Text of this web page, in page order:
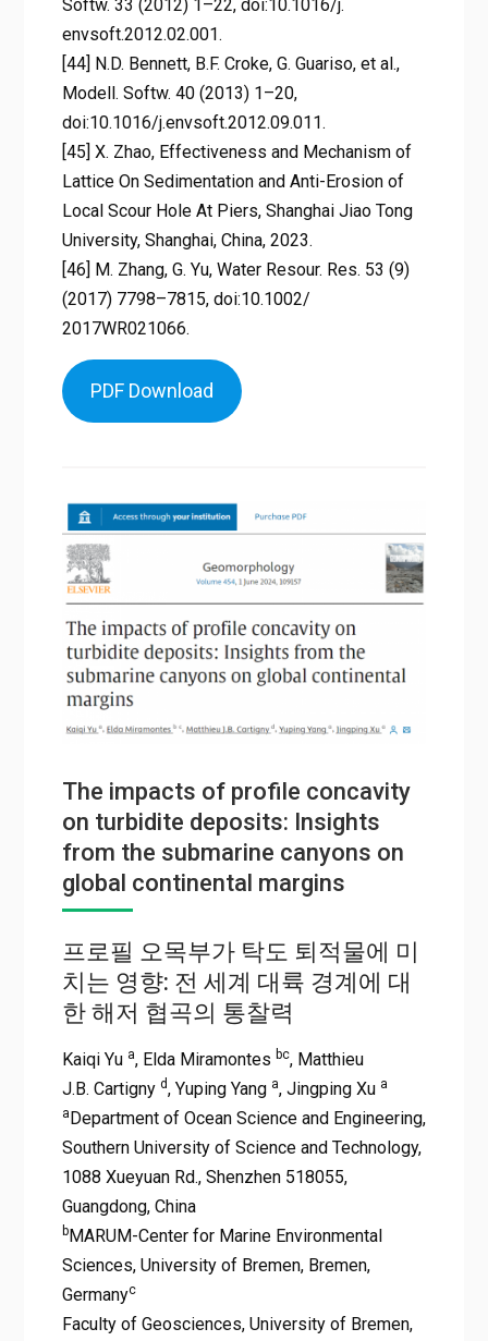
Softw. 33 (2012) 1–22, doi:10.1016/j.
envsoft.2012.02.001.
[44] N.D. Bennett, B.F. Croke, G. Guariso, et al.,
Modell. Softw. 40 (2013) 1–20,
doi:10.1016/j.envsoft.2012.09.011.
[45] X. Zhao, Effectiveness and Mechanism of
Lattice On Sedimentation and Anti-Erosion of
Local Scour Hole At Piers, Shanghai Jiao Tong
University, Shanghai, China, 2023.
[46] M. Zhang, G. Yu, Water Resour. Res. 53 (9)
(2017) 7798–7815, doi:10.1002/
2017WR021066.
PDF Download
The impacts of profile concavity
on turbidite deposits: Insights
from the submarine canyons on
global continental margins
프로필 오목부가 탁도 퇴적물에 미
치는 영향: 전 세계 대륙 경계에 대
한 해저 협곡의 통찰력
Kaiqi Yu a, Elda Miramontes bc, Matthieu
J.B. Cartigny d, Yuping Yang a, Jingping Xu a
aDepartment of Ocean Science and Engineering,
Southern University of Science and Technology,
1088 Xueyuan Rd., Shenzhen 518055,
Guangdong, China
bMARUM-Center for Marine Environmental
Sciences, University of Bremen, Bremen,
Germanyc
Faculty of Geosciences, University of Bremen,